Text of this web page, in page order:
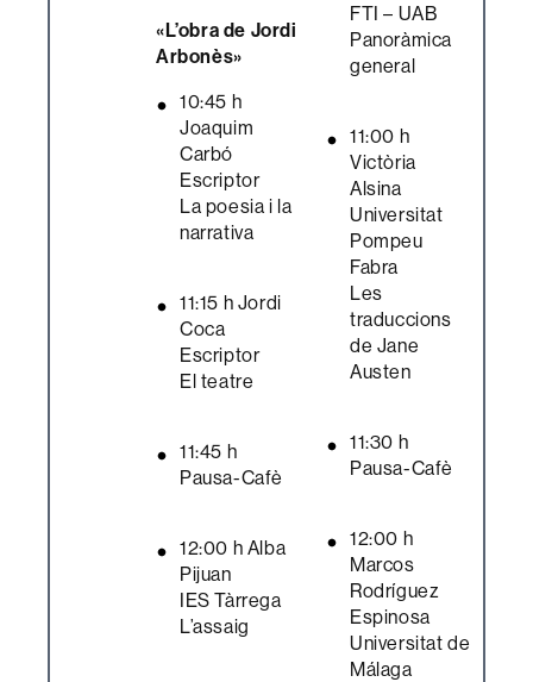
«L’obra de Jordi
Arbonès»
10:45 h
Joaquim
Carbó
Escriptor
La poesia i la
narrativa
11:15 h Jordi
Coca
Escriptor
El teatre
11:45 h
Pausa-Cafè
12:00 h Alba
Pijuan
IES Tàrrega
L’assaig
FTI – UAB
Panoràmica
general
11:00 h
Victòria
Alsina
Universitat
Pompeu
Fabra
Les
traduccions
de Jane
Austen
11:30 h
Pausa-Cafè
12:00 h
Marcos
Rodríguez
Espinosa
Universitat de
Málaga